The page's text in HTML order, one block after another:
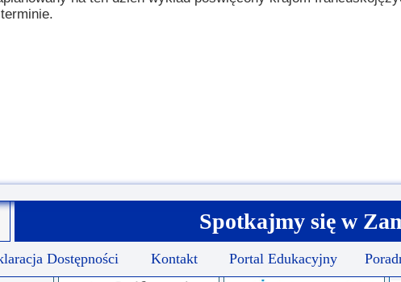
Praw Ucznia
szkolne
Dostępności Portal Edukacyjny
Kontakt
Spotkajmy się w